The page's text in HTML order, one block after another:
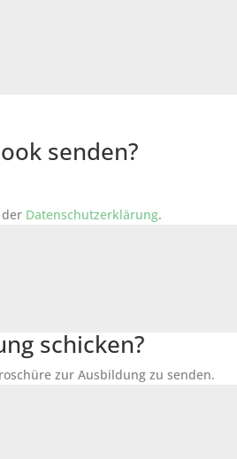
senden?
Datenschutzerklärung.
schicken?
zur Ausbildung zu senden.